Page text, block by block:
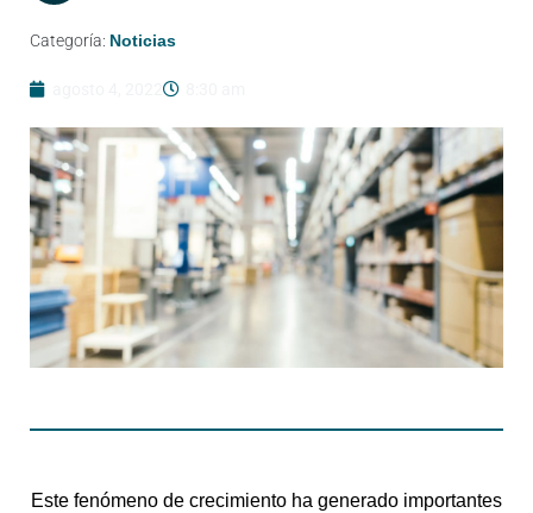
Categoría: Noticias
Este fenómeno de crecimiento ha generado importantes